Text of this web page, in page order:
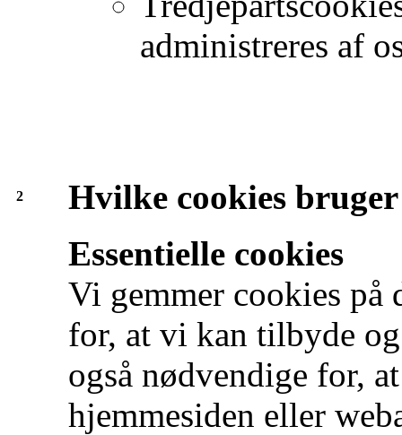
administreres af
2
Hvilke cookies
Essentielle cookies
Vi gemmer cookies på
for, at vi kan tilbyde
også nødvendige for,
hjemmesiden eller